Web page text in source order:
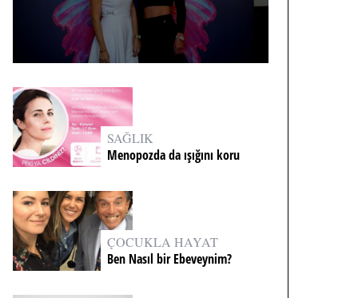
SAĞLIK
Menopozda da ışığını koru
ÇOCUKLA HAYAT
Ben Nasıl bir Ebeveynim?